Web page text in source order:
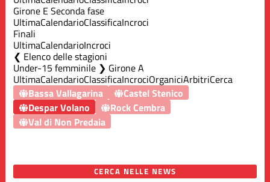
Girone E Seconda fase
UltimaCalendarioClassificaIncroci
Finali
UltimaCalendarioIncroci
Elenco delle stagioni
Under-15 femminile ❯ Girone A
UltimaCalendarioClassificaIncrociOrganiciArbitriCerca
Bassa Vallagarina
Castel Stenico
Despar Volano
Rock Cembra
Val di Non Predaia
CERCA NELLE NEWS